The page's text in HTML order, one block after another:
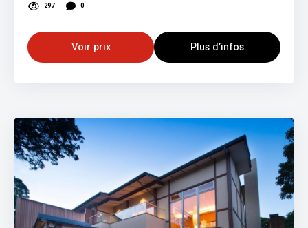
297 0
Voir prix Plus d’infos